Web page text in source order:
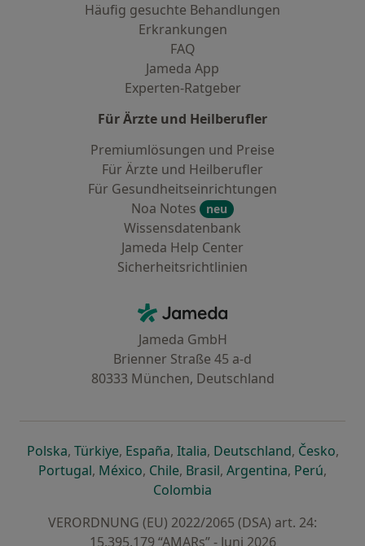
Häufig gesuchte Behandlungen
Erkrankungen
FAQ
Jameda App
Experten-Ratgeber
Für Ärzte und Heilberufler
Premiumlösungen und Preise
Für Ärzte und Heilberufler
Für Gesundheitseinrichtungen
Noa Notes
neu
Wissensdatenbank
Jameda Help Center
Sicherheitsrichtlinien
Jameda - Startseite
Jameda GmbH
Brienner Straße 45 a-d
80333 München, Deutschland
Polskaöffnet in einer neuen Registerkarte
, Türkiyeöffnet in einer neuen Registerkarte
, Españaöffnet in einer neuen
, Italiaöffnet in einer neuen
, Deutschlandöffnet in
, Česko,
Portugalöffnet in einer neuen Registerkarte
, Méxicoöffnet in einer neuen Registerkarte
, Chileöffnet in einer neuen
, Brasilöffnet in einer neuen
, Argentinaöffnet in
, Perúöffnet
,
Colombia
VERORDNUNG (EU) 2022/2065 (DSA) art. 24:
15.395.179 “AMARs” - Juni 2026